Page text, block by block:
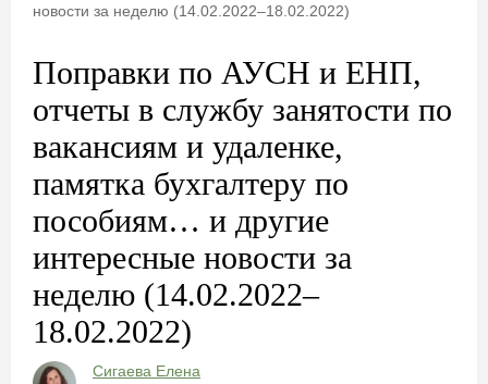
новости за неделю (14.02.2022–18.02.2022)
Поправки по АУСН и ЕНП,
отчеты в службу занятости по
вакансиям и удаленке,
памятка бухгалтеру по
пособиям… и другие
интересные новости за
неделю (14.02.2022–
18.02.2022)
Сигаева Елена